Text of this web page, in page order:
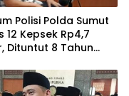
Polisi Polda Sumut
12 Kepsek Rp4,7
Dituntut 8 Tahun